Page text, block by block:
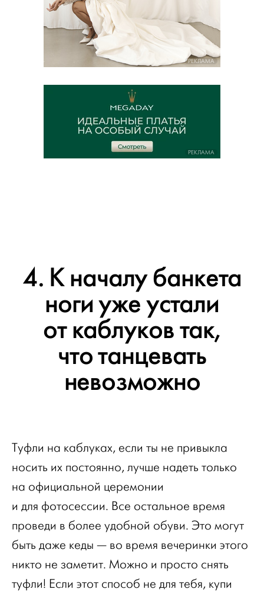
РЕКЛАМА
РЕКЛАМА
4. К началу банкета
ноги уже устали
от каблуков так,
что танцевать
невозможно
Туфли на каблуках, если ты не привыкла
носить их постоянно, лучше надеть только
на официальной церемонии
и для фотосессии. Все остальное время
проведи в более удобной обуви. Это могут
быть даже кеды — во время вечеринки этого
никто не заметит. Можно и просто снять
туфли! Если этот способ не для тебя, купи